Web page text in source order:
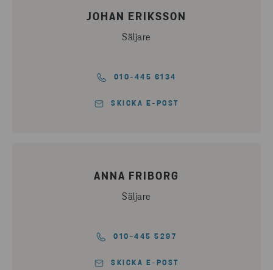
JOHAN ERIKSSON
Säljare
010-445 6134
SKICKA E-POST
ANNA FRIBORG
Säljare
010-445 5297
SKICKA E-POST